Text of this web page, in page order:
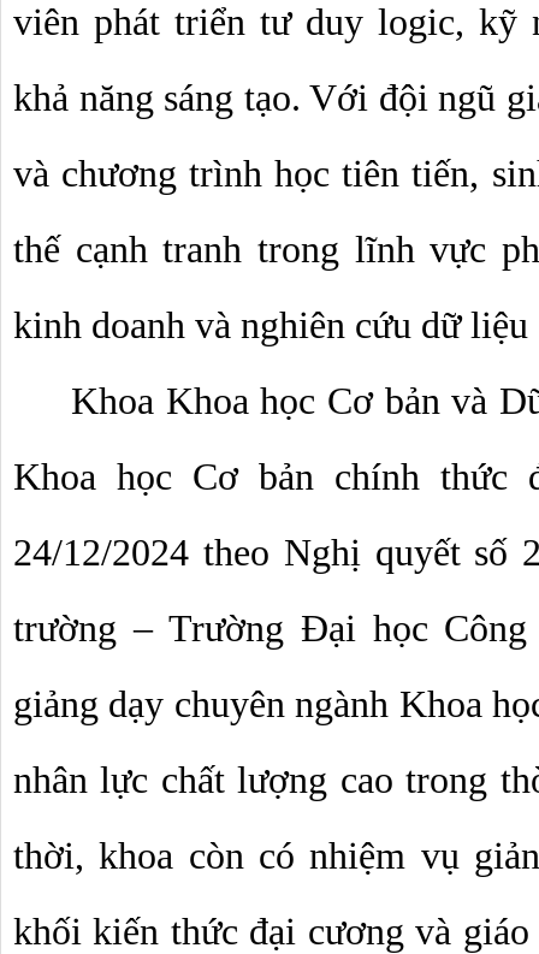
viên phát triển tư duy logic, kỹ
khả năng sáng tạo. Với đội ngũ
và chương trình học tiên tiến,
thế cạnh tranh trong lĩnh vực
kinh doanh và nghiên cứu dữ liệu
Khoa Khoa học Cơ bản và
Khoa học Cơ bản chính thức
24/12/2024 theo Nghị quyết số
trường – Trường Đại học
giảng dạy chuyên ngành Khoa
nhân lực chất lượng cao trong
thời, khoa còn có nhiệm vụ
khối kiến thức đại cương và